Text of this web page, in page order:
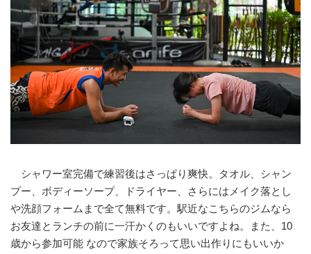
シャワー室完備で練習後はさっぱり爽快。タオル、シャン
プー、ボディーソープ、ドライヤー、さらにはメイク落とし
や洗顔フォームまで全て無料です。駅近なこちらのジムなら
お友達とランチの前に一汗かくのもいいですよね。また、10
歳から参加可能 なので家族そろって思い出作りにもいいか